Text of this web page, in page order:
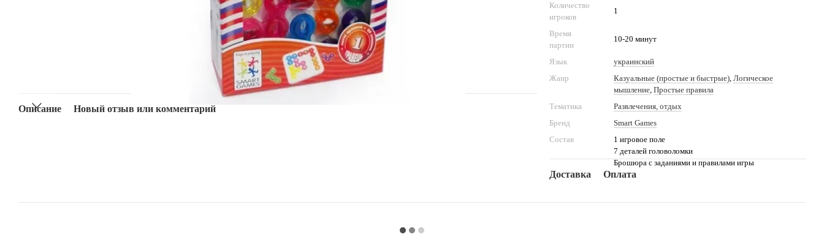
Описание Новый отзыв или комментарий
Количество
игроков
1
Время
партии
10-20 минут
Язык
украинский
Жанр
Казуальные (простые и быстрые), Логическое
мышление, Простые правила
Тематика
Развлечения, отдых
Бренд
Smart Games
Состав
1 игровое поле
7 деталей головоломки
Брошюра с заданиями и правилами игры
Доставка Оплата